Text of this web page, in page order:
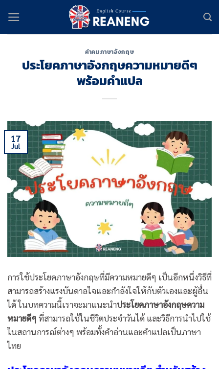
content
คำคมภาษาอังกฤษ
ประโยคภาษาอังกฤษความหมายดีๆ
พร้อมคำแปล
17
Jul
การใช้ประโยคภาษาอังกฤษที่มีความหมายดีๆ เป็นอีกหนึ่งวิธีที่
สามารถสร้างแรงบันดาลใจและกำลังใจให้กับตัวเองและผู้อื่น
ได้ ในบทความนี้เราจะมาแนะนำประโยคภาษาอังกฤษความ
หมายดีๆ ที่สามารถใช้ในชีวิตประจำวันได้ และวิธีการนำไปใช้
ในสถานการณ์ต่างๆ พร้อมทั้งคำอ่านและคำแปลเป็นภาษา
ไทย